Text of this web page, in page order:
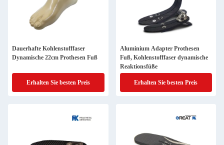
Dauerhafte Kohlenstofffaser
Dynamische 22cm Prothesen Fuß
Erhalten Sie besten Preis
Aluminium Adapter Prothesen
Fuß, Kohlenstofffaser dynamische
Reaktionsfüße
Erhalten Sie besten Preis